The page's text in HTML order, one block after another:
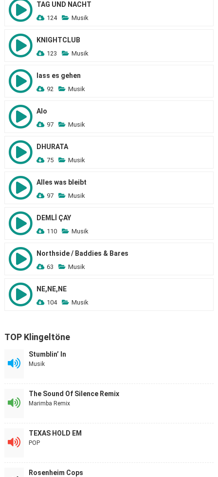
TAG UND NACHT
124 Musik
KNIGHTCLUB
123 Musik
lass es gehen
92 Musik
Alo
97 Musik
DHURATA
75 Musik
Alles was bleibt
97 Musik
DEMLİ ÇAY
110 Musik
Northside / Baddies & Bares
63 Musik
NE,NE,NE
104 Musik
TOP Klingeltöne
Stumblin’ In
Musik
The Sound Of Silence Remix
Marimba Remix
TEXAS HOLD EM
POP
Rosenheim Cops